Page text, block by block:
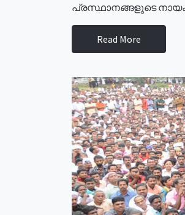
പ്രസ്ഥാനങ്ങളുടെ
Read More